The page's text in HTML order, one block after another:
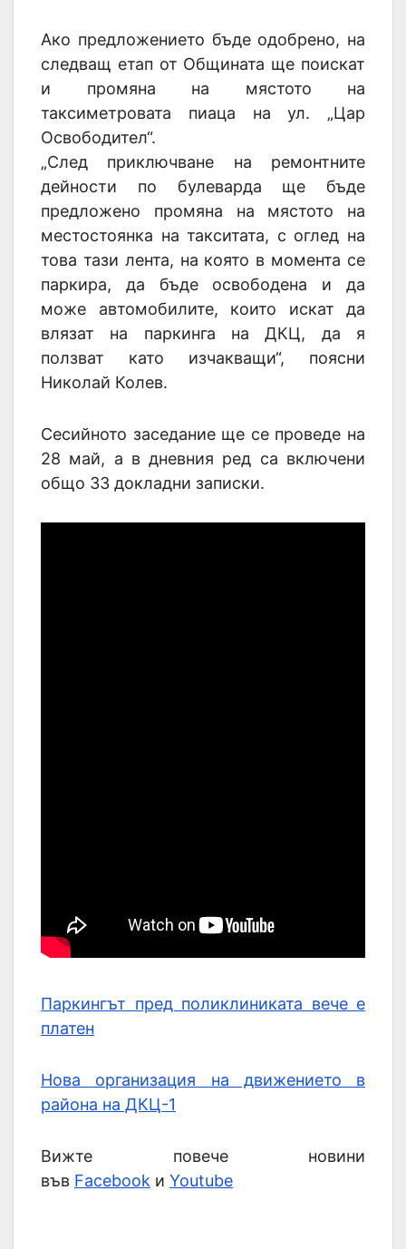
Ако предложението бъде одобрено, на
следващ етап от Общината ще поискат
и промяна на мястото на
таксиметровата пиаца на ул. „Цар
Освободител“.
„След приключване на ремонтните
дейности по булеварда ще бъде
предложено промяна на мястото на
местостоянка на такситата, с оглед на
това тази лента, на която в момента се
паркира, да бъде освободена и да
може автомобилите, които искат да
влязат на паркинга на ДКЦ, да я
ползват като изчакващи“, поясни
Николай Колев.
Сесийното заседание ще се проведе на
28 май, а в дневния ред са включени
общо 33 докладни записки.
Паркингът пред поликлиниката вече е
платен
Нова организация на движението в
района на ДКЦ-1
Вижте повече новини
във Facebook и Youtube